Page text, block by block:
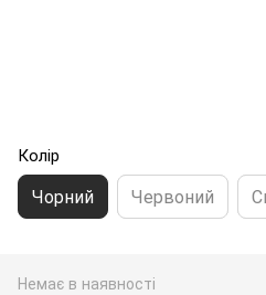
Колір
Чорний Червоний
Немає в наявності